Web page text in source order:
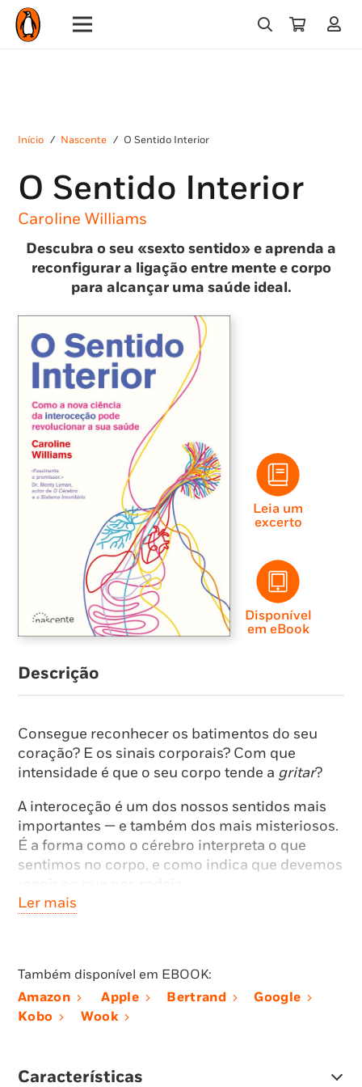
Início / Nascente / O Sentido Interior
O Sentido Interior
Caroline Williams
Descubra o seu «sexto sentido» e aprenda a
reconfigurar a ligação entre mente e corpo
para alcançar uma saúde ideal.
Leia um
excerto
Disponível
em eBook
Descrição
Consegue reconhecer os batimentos do seu
coração? E os sinais corporais? Com que
intensidade é que o seu corpo tende a gritar?
A interoceção é um dos nossos sentidos mais
importantes — e também dos mais misteriosos.
É a forma como o cérebro interpreta o que
sentimos no corpo, e como indica que devemos
Algumas pessoas são tão pouco sensíveis aos
desconexão pode conduzir a problemas que
vão desde a fadiga crónica até à ansiedade ou a
distúrbios alimentares. Neste livro, a autora
para aperfeiçoar as suas capacidades de
Ler mais
Também disponível em EBOOK:
Amazon
Apple Bertrand
Google
Kobo
Wook
Características